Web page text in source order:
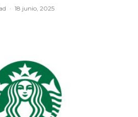
· 18 junio, 2025